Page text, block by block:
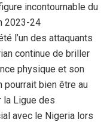
incontournable du
2023-24
l’un des attaquants
continue de briller
physique et son
pourrait bien être au
Ligue des
avec le Nigeria lors